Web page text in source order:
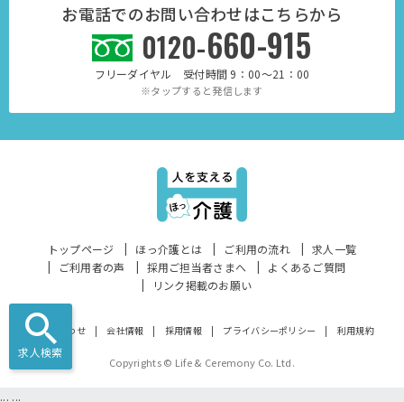
求人検索
お電話でのお問い合わせはこちらから
0120-660-915
フリーダイヤル 受付時間 9：00～21：00
※タップすると発信します
トップページ ほっ介護とは ご利用の流れ
求人一覧
ご利用者の声
採用ご担当者さまへ
よくあるご質問
リンク掲載のお願い
お問い合わせ 会社情報 採用情報 プライバシーポリシー 利用規約
Copyrights © Life & Ceremony Co. Ltd.
... ...